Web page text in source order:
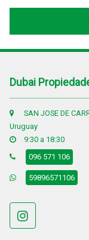
Dubai
SAN JOSE DE
Uruguay
9:30 a 18:30
096 571 106
59896571106